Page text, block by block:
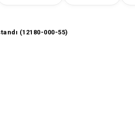
(12180-000-55)